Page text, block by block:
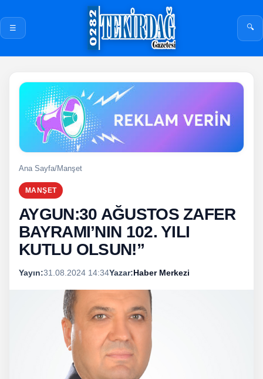
☰ 🔍
Ana Sayfa/Manşet
MANŞET
AYGUN:30 AĞUSTOS ZAFER
BAYRAMI’NIN 102. YILI
KUTLU OLSUN!”
Yayın:31.08.2024 14:34Yazar:Haber Merkezi